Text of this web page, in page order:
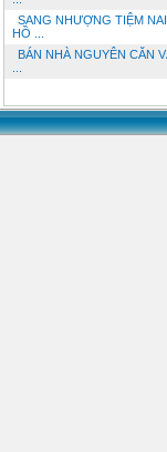
SANG NHƯỢNG TIỆM
HỒ ...
BÁN NHÀ NGUYÊN CĂN